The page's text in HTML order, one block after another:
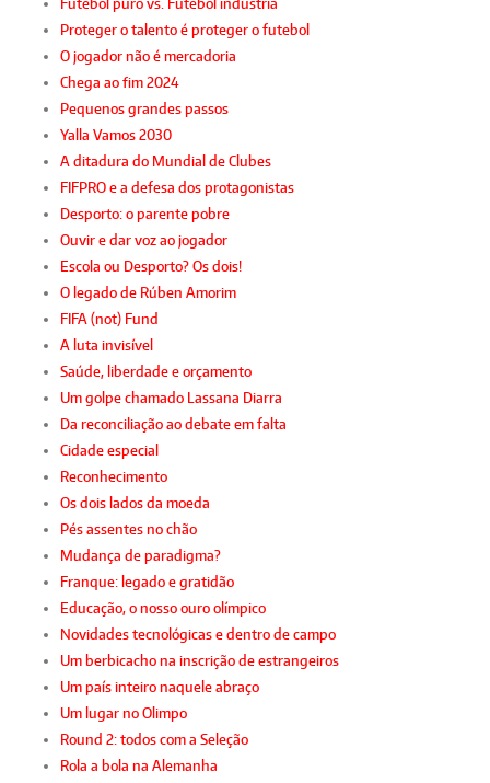
Proteger o talento é proteger o futebol
O jogador não é mercadoria
Chega ao fim 2024
Pequenos grandes passos
Yalla Vamos 2030
A ditadura do Mundial de Clubes
FIFPRO e a defesa dos protagonistas
Desporto: o parente pobre
Ouvir e dar voz ao jogador
Escola ou Desporto? Os dois!
O legado de Rúben Amorim
FIFA (not) Fund
A luta invisível
Saúde, liberdade e orçamento
Um golpe chamado Lassana Diarra
Da reconciliação ao debate em falta
Cidade especial
Reconhecimento
Os dois lados da moeda
Pés assentes no chão
Mudança de paradigma?
Franque: legado e gratidão
Educação, o nosso ouro olímpico
Novidades tecnológicas e dentro de campo
Um berbicacho na inscrição de estrangeiros
Um país inteiro naquele abraço
Um lugar no Olimpo
Round 2: todos com a Seleção
Rola a bola na Alemanha